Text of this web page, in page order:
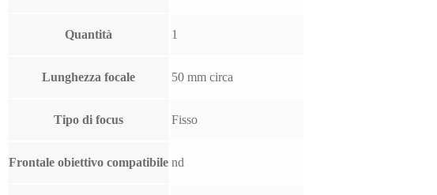
Quantità 1
Lunghezza focale 50 mm circa
Tipo di focus Fisso
Frontale obiettivo compatibile nd